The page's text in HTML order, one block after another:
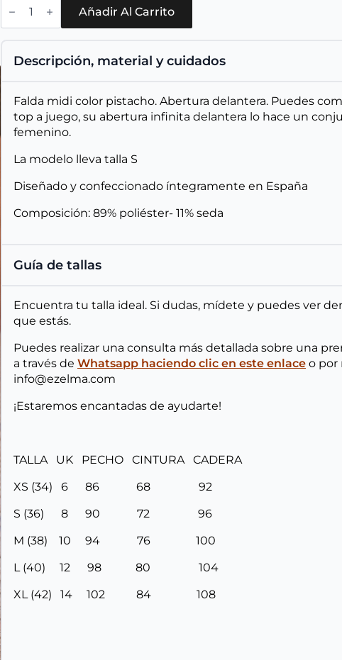
Maiori
Añadir Al Carrito
Descripción, material y cuidados
Falda midi color pistacho. Abertura delantera. Puedes
top a juego, su abertura infinita delantera lo hace un
femenino.
La modelo lleva talla S
Diseñado y confeccionado íntegramente en España
Composición: 89% poliéster- 11% seda
Guía de tallas
Encuentra tu talla ideal. Si dudas, mídete y puedes ver
que estás.
Puedes realizar una consulta más detallada sobre una
a través de Whatsapp haciendo clic en este enlace o por
info@ezelma.com
¡Estaremos encantadas de ayudarte!
TALLA UK PECHO CINTURA CADERA
XS (34) 6 86 68 92
S (36) 8 90 72 96
M (38) 10 94 76 100
L (40) 12 98 80 104
XL (42) 14 102 84 108